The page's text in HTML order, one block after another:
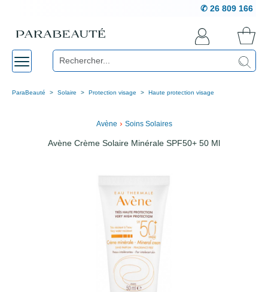
✆ 26 809 166
ParaBeauté Solaire Protection visage Haute protection visage
Avène › Soins Solaires
Avène Crème Solaire Minérale SPF50+ 50 Ml